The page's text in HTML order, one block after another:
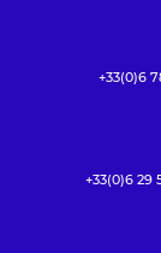
+33(0)6
+33(0)6 29